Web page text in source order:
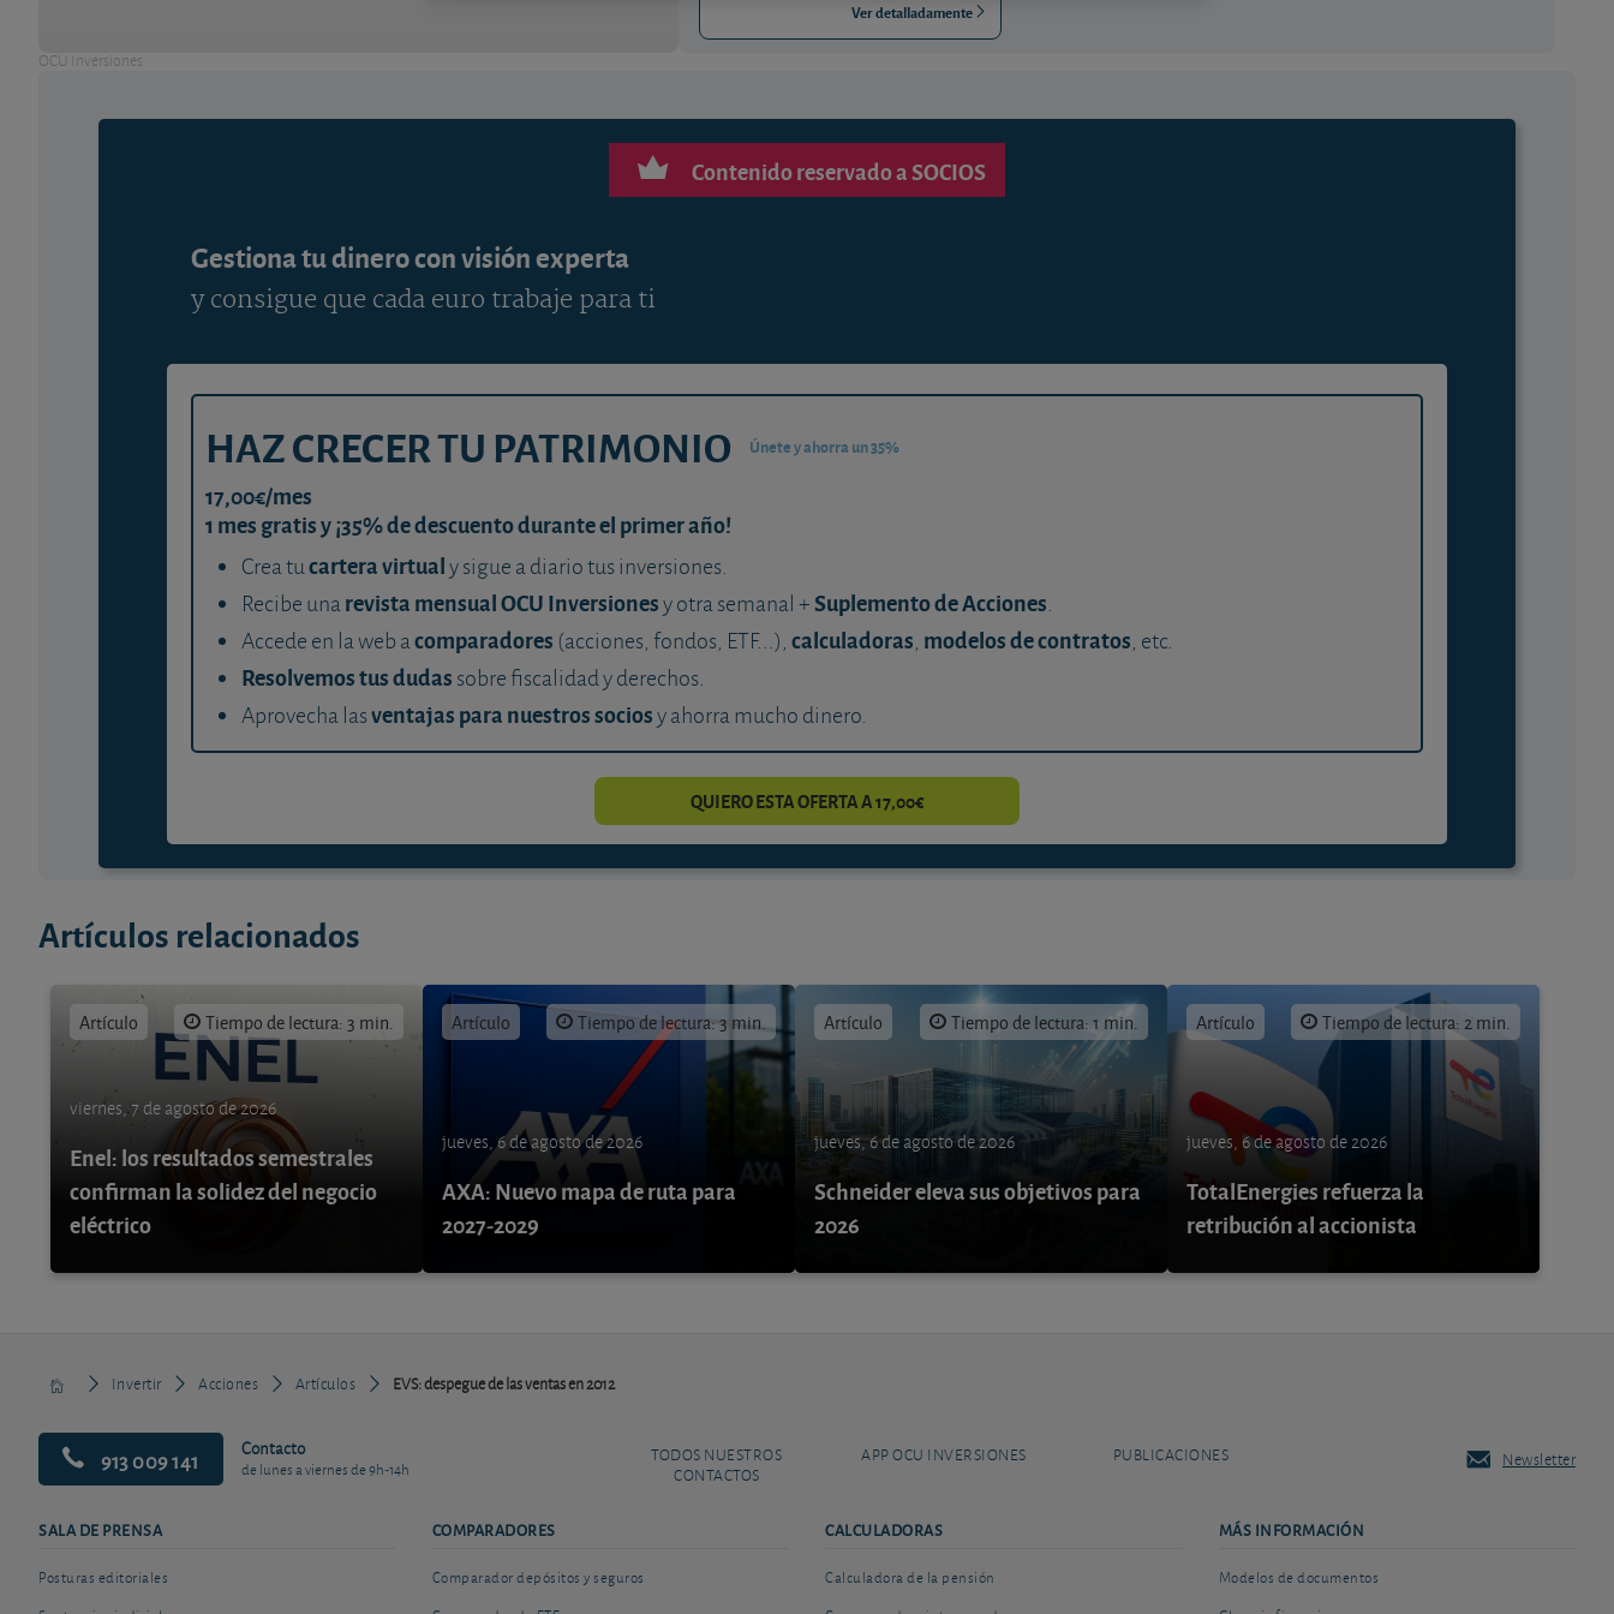
OCU Inversiones
Ver detalladamente
Contenido reservado a SOCIOS
Gestiona tu dinero con visión experta
y consigue que cada euro trabaje para ti
HAZ CRECER TU PATRIMONIO Únete y ahorra un 35%
17,00€/mes
1 mes gratis y ¡35% de descuento durante el primer año!
Crea tucartera virtualy sigue a diario tus inversiones.
Recibe unarevista mensual OCU Inversionesy otra semanal +Suplemento de Acciones.
Accede en la web acomparadores (acciones, fondos, ETF...), calculadoras, modelos de contratos, etc.
Resolvemos tus dudas sobre fiscalidad y derechos.
Aprovecha lasventajas para nuestros sociosy ahorra mucho dinero.
QUIERO ESTA OFERTA A 17,00€
Artículos relacionados
Artículo Tiempo de lectura: 3 min.
viernes, 7 de agosto de 2026
Enel: los resultados semestrales
confirman la solidez del negocio
eléctrico
Artículo Tiempo de lectura: 3 min.
jueves, 6 de agosto de 2026
AXA: Nuevo mapa de ruta para
2027-2029
Artículo Tiempo de lectura: 1 min.
jueves, 6 de agosto de 2026
Schneider eleva sus objetivos para
2026
Artículo Tiempo de lectura: 2 min.
jueves, 6 de agosto de 2026
TotalEnergies refuerza la
retribución al accionista
Invertir Acciones Artículos EVS: despegue de las ventas en 2012
913 009 141 Contacto
de lunes a viernes de 9h-14h
TODOS NUESTROS
CONTACTOS
APP OCU INVERSIONES PUBLICACIONES Newsletter
SALA DE PRENSA
Posturas editoriales
COMPARADORES
Comparador depósitos y seguros
CALCULADORAS
Calculadora de la pensión
MÁS INFORMACIÓN
Modelos de documentos